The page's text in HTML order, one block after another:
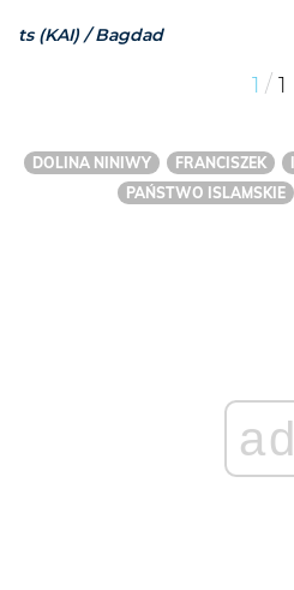
ts (KAI) / Bagdad
1 / 1
DOLINA NINIWY FRANCISZEK
PAŃSTWO ISLAMSKIE
ad